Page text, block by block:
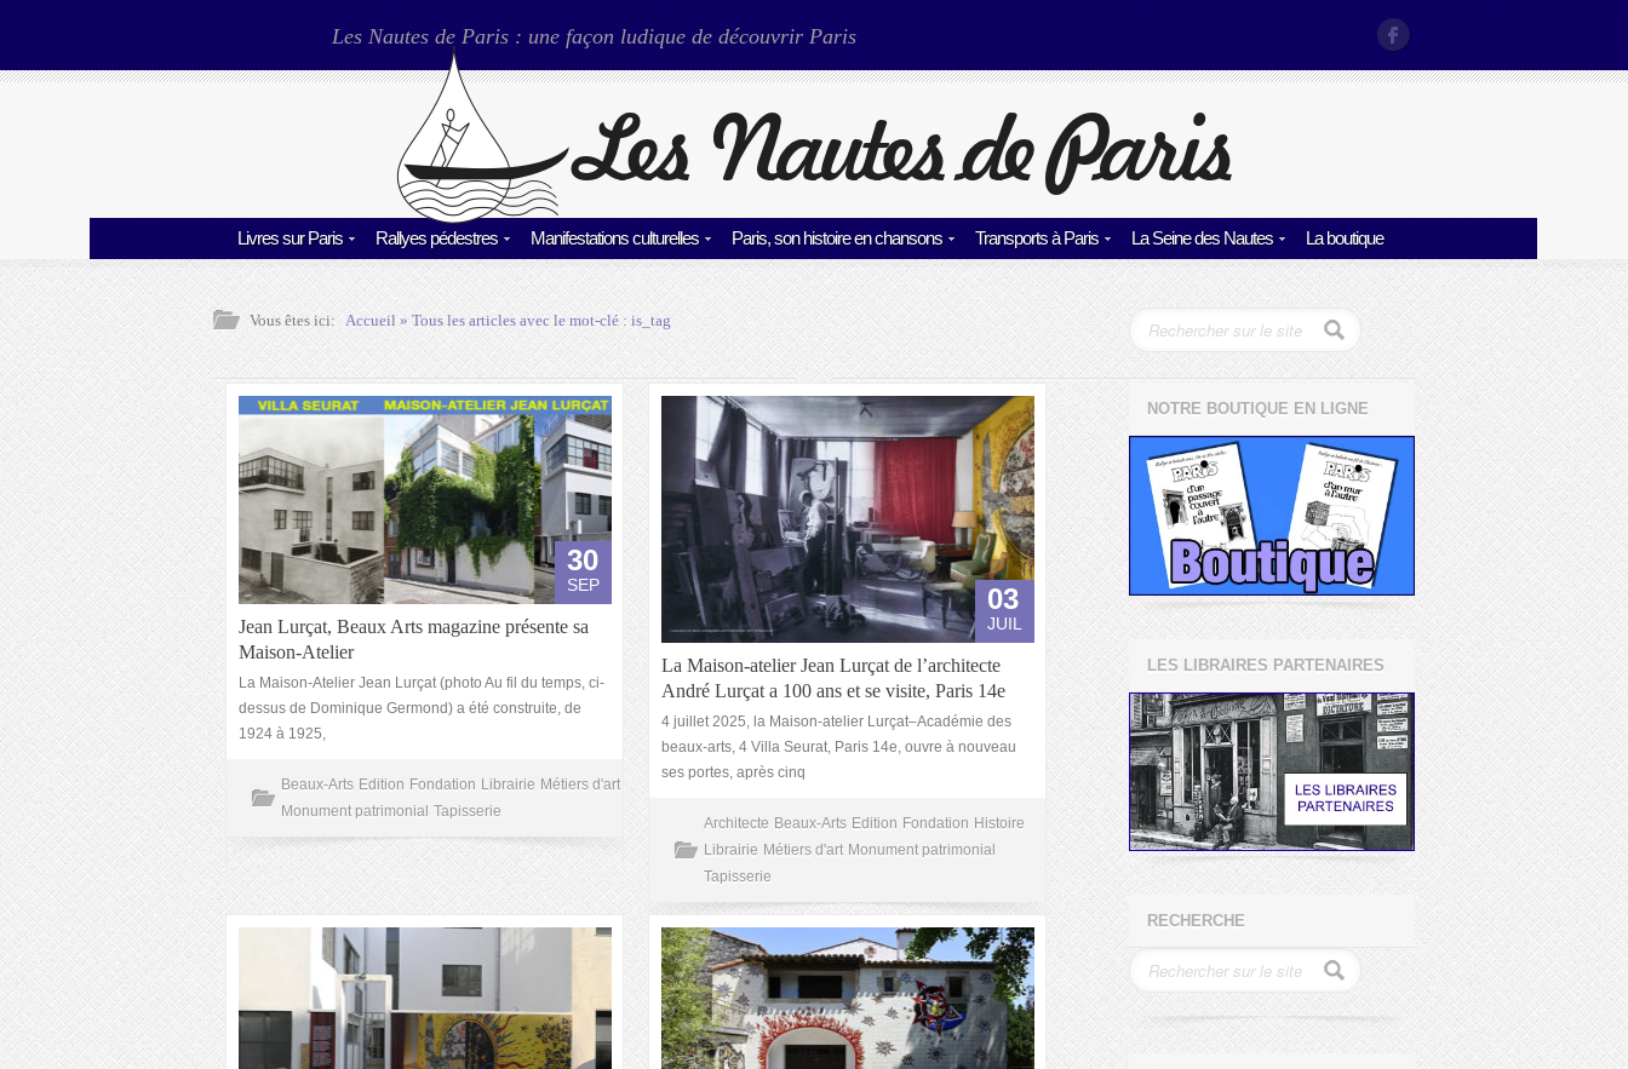
Les Nautes de Paris : une façon ludique de découvrir Paris
Livres sur Paris Rallyes pédestres Manifestations culturelles Paris, son histoire en chansons Transports à Paris La Seine des Nautes La boutique
Vous êtes ici: Accueil» Tous les articles avec le mot-clé :is_tag
30
SEP
Jean Lurçat, Beaux Arts magazine présente sa
Maison-Atelier
La Maison-Atelier Jean Lurçat (photo Au fil du temps, ci-
dessus de Dominique Germond) a été construite, de
1924 à 1925,
Beaux-Arts Edition Fondation Librairie Métiers d'art
Monument patrimonial Tapisserie
03
JUIL
La Maison-atelier Jean Lurçat de l’architecte
André Lurçat a 100 ans et se visite, Paris 14e
4 juillet 2025, la Maison-atelier Lurçat–Académie des
beaux-arts, 4 Villa Seurat, Paris 14e, ouvre à nouveau
ses portes, après cinq
Architecte Beaux-Arts Edition Fondation Histoire
Librairie Métiers d'art Monument patrimonial
Tapisserie
NOTRE BOUTIQUE EN LIGNE
LES LIBRAIRES PARTENAIRES
RECHERCHE